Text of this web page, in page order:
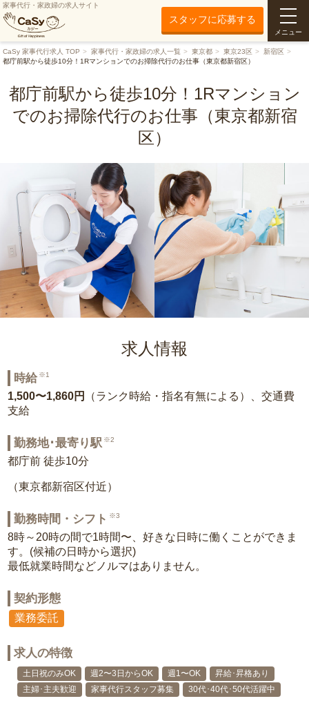
家事代行・家政婦の求人サイト
スタッフに応募する
メニュー
CaSy 家事代行求人 TOP 家事代行・家政婦の求人一覧 東京都 東京23区
新宿区
都庁前駅から徒歩10分！1Rマンションでのお掃除代行のお仕事（東京都新宿区）
都庁前駅から徒歩10分！1Rマンション
でのお掃除代行のお仕事（東京都新宿
区）
求人情報
時給 ※1
1,500〜1,860円
（ランク時給・指名有無による）、交通費
支給
勤務地･最寄り駅 ※2
都庁前 徒歩10分
（東京都新宿区付近）
勤務時間・シフト ※3
8時～20時の間で1時間〜、好きな日時に働くことができま
す。(候補の日時から選択)
最低就業時間などノルマはありません。
契約形態
業務委託
求人の特徴
土日祝のみOK 週2〜3日からOK 週1〜OK
昇給･昇格あり
主婦･主夫歓迎
家事代行スタッフ募集 30代･40代･50代活躍中